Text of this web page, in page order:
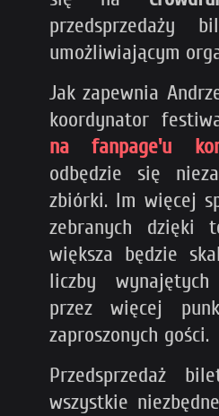
przedsprzedaży
umożliwiającym
Jak zapewnia
koordynator
na fanpage'u
odbędzie się
zbiórki. Im więcej
zebranych dzięki
większa będzie
liczby
przez więcej
zaproszonych gości.
Przedsprzedaż
wszystkie